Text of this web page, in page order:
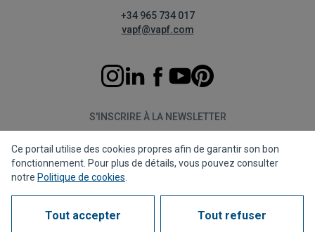
+34 965 734 017
vapf@vapf.com
S'INSCRIRE À LA NEWSLETTER
S'abonner
Politique de confidentialité
Politique de cookies
Ce portail utilise des cookies propres afin de garantir son bon
fonctionnement. Pour plus de détails, vous pouvez consulter
notre Politique de cookies
Tout accepter Tout refuser